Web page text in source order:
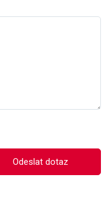
Odeslat dotaz